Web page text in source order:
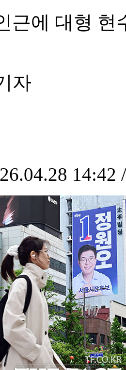
근에 대형 현
자
14:42